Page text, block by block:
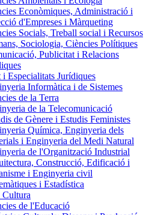
Econòmiques, Administració i
d'Empreses i Màrqueting
Socials, Treball social i Recursos
Sociologia, Ciències Polítiques
Publicitat i Relacions
i Especialitats Jurídiques
Informàtica i de Sistemes
de la Terra
de la Telecomunicació
de Gènere i Estudis Feministes
Química, Enginyeria dels
i Enginyeria del Medi Natural
de l'Organització Industrial
Construcció, Edificació i
i Enginyeria civil
i Estadística
de l'Educació